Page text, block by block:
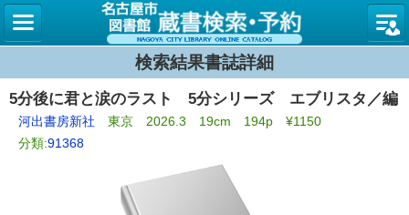
名古屋
検索結果書誌詳細
5分後に君と涙のラスト 5分シリーズ エブリスタ／編
河出書房新社 東京 2026.3 19cm 194p ¥1150
分類:91368